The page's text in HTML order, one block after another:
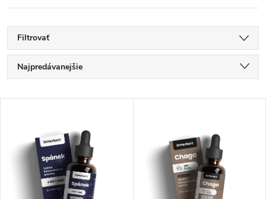
Filtrovať
a
d
Najpredávanejšie
Abecedne